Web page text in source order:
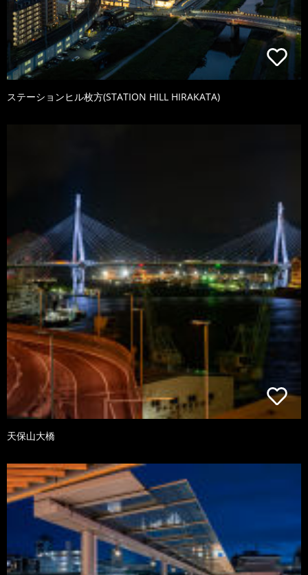
ステーションヒル枚方(STATION HILL HIRAKATA)
天保山大橋